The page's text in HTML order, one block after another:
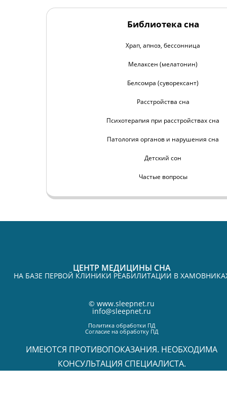
Библиотека сна
Храп, апноэ, бессонница
Мелаксен (мелатонин)
Белсомра (суворексант)
Расстройства сна
Психотерапия при расстройствах сна
Патология органов и нарушения сна
Детский сон
Частые вопросы
ЦЕНТР МЕДИЦИНЫ СНА
НА БАЗЕ ПЕРВОЙ КЛИНИКИ РЕАБИЛИТАЦИИ В
© www.sleepnet.ru
info@sleepnet.ru
Политика обработки ПД
Согласие на обработку ПД
ИМЕЮТСЯ ПРОТИВОПОКАЗАНИЯ. НЕОБХОДИМА
КОНСУЛЬТАЦИЯ СПЕЦИАЛИСТА.